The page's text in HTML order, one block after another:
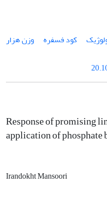
کود فسفره
وزن هزار
Response of promising
application of
Irandokht Mansoori